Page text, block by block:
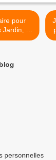
de
personnelles